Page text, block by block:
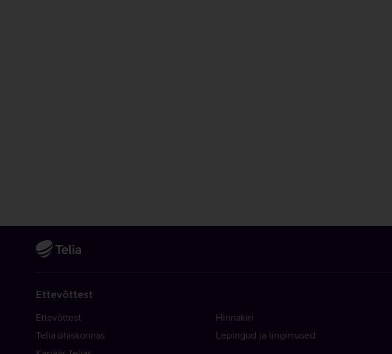
Ettevõttest
Ettevõttest
Telia ühiskonnas
Hinnakiri
Lepingud ja tingimused